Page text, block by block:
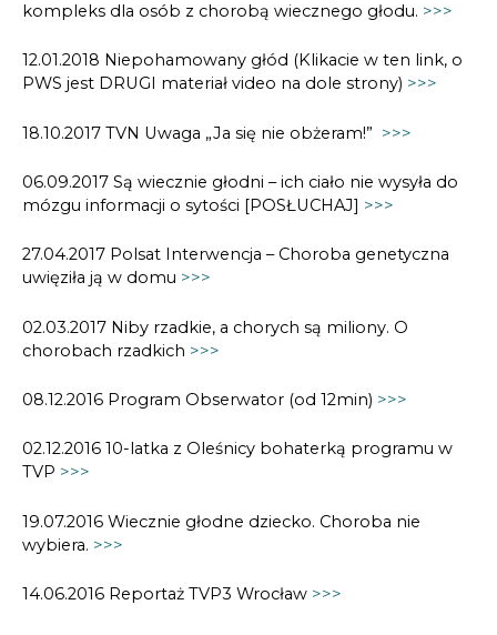
kompleks dla osób z chorobą wiecznego głodu. >>>
12.01.2018 Niepohamowany głód (Klikacie w ten link, o
PWS jest DRUGI materiał video na dole strony) >>>
18.10.2017 TVN Uwaga „Ja się nie obżeram!” >>>
06.09.2017 Są wiecznie głodni – ich ciało nie wysyła do
mózgu informacji o sytości [POSŁUCHAJ] >>>
27.04.2017 Polsat Interwencja – Choroba genetyczna
uwięziła ją w domu >>>
02.03.2017 Niby rzadkie, a chorych są miliony. O
chorobach rzadkich >>>
08.12.2016 Program Obserwator (od 12min) >>>
02.12.2016 10-latka z Oleśnicy bohaterką programu w
TVP >>>
19.07.2016 Wiecznie głodne dziecko. Choroba nie
wybiera. >>>
14.06.2016 Reportaż TVP3 Wrocław >>>